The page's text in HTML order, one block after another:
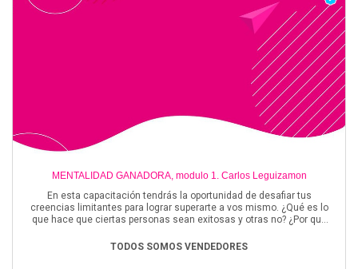
MENTALIDAD GANADORA, modulo 1. Carlos Leguizamon
En esta capacitación tendrás la oportunidad de desafiar tus
creencias limitantes para lograr superarte a vos mismo. ¿Qué es lo
que hace que ciertas personas sean exitosas y otras no? ¿Por qué
personas que buscan el oro y otras se conforman con el bronce o
TODOS SOMOS VENDEDORES